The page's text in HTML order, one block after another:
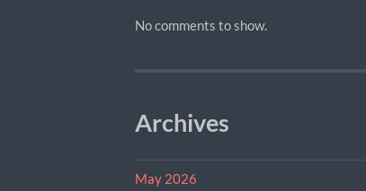
No comments to show.
Archives
May 2026